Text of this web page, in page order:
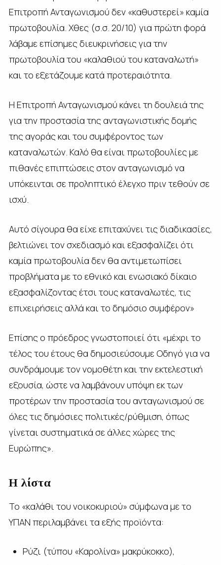
Επιτροπή Ανταγωνισμού δεν «καθυστερεί» καμία
πρωτοβουλία. Χθες (σ.σ. 20/10) για πρώτη φορά
λάβαμε επίσημες διευκρινήσεις για την
πρωτοβουλία του «καλαθιού του καταναλωτή»
και το εξετάζουμε κατά προτεραιότητα.
Η Επιτροπή Ανταγωνισμού κάνει τη δουλειά της
για την προστασία της ανταγωνιστικής δομής
της αγοράς και του συμφέροντος των
καταναλωτών. Καλό θα είναι πρωτοβουλίες με
πιθανές επιπτώσεις στον ανταγωνισμό να
υπόκεινται σε προληπτικό έλεγχο πριν τεθούν σε
ισχύ.
Αυτό σίγουρα θα είχε επιταχύνει τις διαδικασίες,
βελτιώνει τον σχεδιασμό και εξασφαλίζει ότι
καμία πρωτοβουλία δεν θα αντιμετωπίσει
προβλήματα με το εθνικό και ενωσιακό δίκαιο
εξασφαλίζοντας έτσι τους καταναλωτές, τις
επιχειρήσεις αλλά και το δημόσιο συμφέρον»
Επίσης ο πρόεδρος γνωστοποιεί ότι «μέχρι το
τέλος του έτους θα δημοσιεύσουμε Οδηγό για να
συνδράμουμε τον νομοθέτη και την εκτελεστική
εξουσία, ώστε να λαμβάνουν υπόψη εκ των
προτέρων την προστασία του ανταγωνισμού σε
όλες τις δημόσιες πολιτικές/ρύθμιση, όπως
γίνεται συστηματικά σε άλλες χώρες της
Ευρώπης».
Η λίστα
Το «καλάθι του νοικοκυριού» σύμφωνα με το
ΥΠΑΝ περιλαμβάνει τα εξής προϊόντα:
Ρύζι (τύπου «Καρολίνα» μακρύκοκκο),